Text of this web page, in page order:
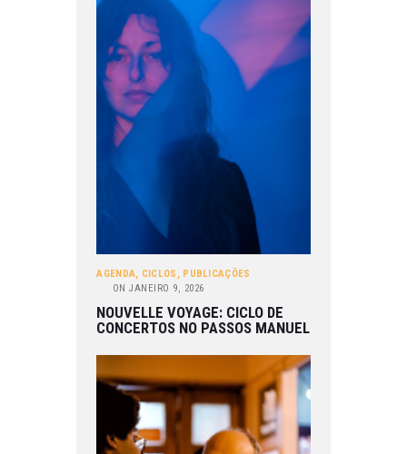
AGENDA, CICLOS , PUBLICAÇÕES
ON JANEIRO 9, 2026
NOUVELLE VOYAGE: CICLO DE
CONCERTOS NO PASSOS MANUEL